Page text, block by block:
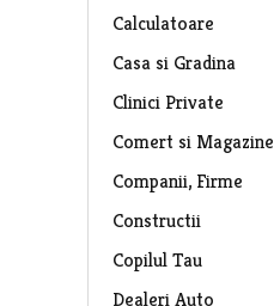
Calculatoare
Casa si Gradina
Clinici Private
Comert si Magazine
Companii, Firme
Constructii
Copilul Tau
Dealeri Auto